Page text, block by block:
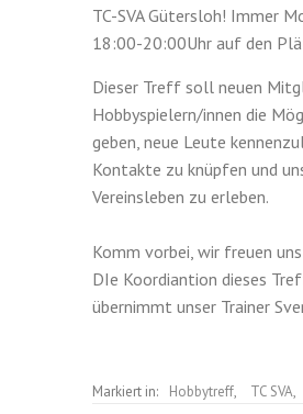
TC-SVA Gütersloh! Immer
18:00-20:00Uhr auf den
Dieser Treff soll neuen
Hobbyspielern/innen die
geben, neue Leute
Kontakte zu knüpfen und
Vereinsleben zu erleben.
Komm vorbei, wir freuen
DIe Koordiantion dieses
übernimmt unser Trainer
Markiert in: Hobbytreff, TC SVA,